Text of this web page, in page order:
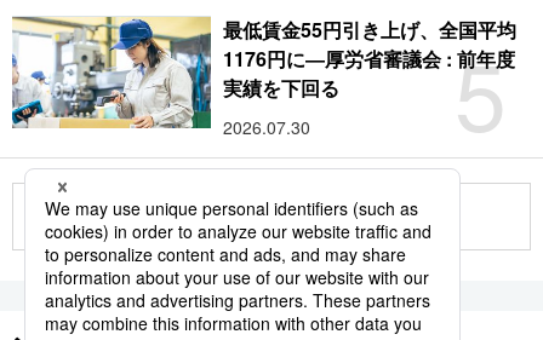
5
最低賃金55円引き上げ、全国平均
1176円に―厚労省審議会 : 前年度
実績を下回る
2026.07.30
もっと見る